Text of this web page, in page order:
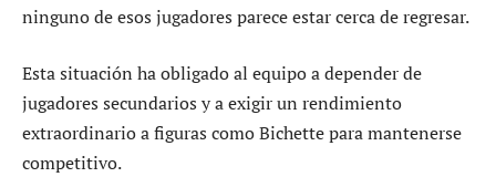
ninguno de esos jugadores parece estar cerca de regresar.
Esta situación ha obligado al equipo a depender de
jugadores secundarios y a exigir un rendimiento
extraordinario a figuras como Bichette para mantenerse
competitivo.